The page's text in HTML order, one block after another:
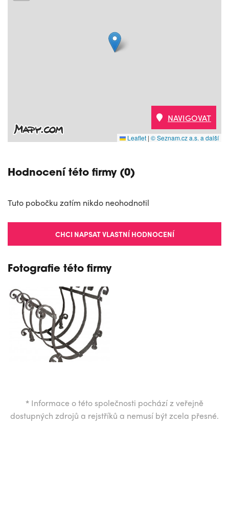
Leaflet | © Seznam.cz a.s. a další
NAVIGOVAT
Hodnocení této firmy (0)
Tuto pobočku zatím nikdo neohodnotil
CHCI NAPSAT VLASTNÍ HODNOCENÍ
Fotografie této firmy
* Informace o této společnosti pochází z veřejně
dostupných zdrojů a rejstříků a nemusí být zcela přesné.